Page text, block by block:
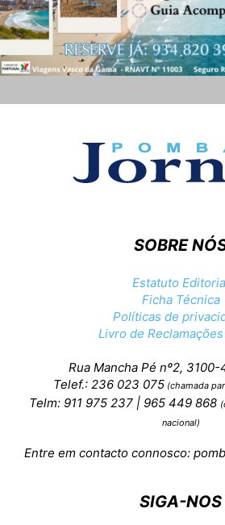
SOBRE
Estatuto
Ficha Técnica
Políticas de
Livro de
Rua Mancha Pé nº2, 3100-
Telef.: 236 023 075 (chamada
Telm: 911 975 237 | 965 449 868
nacional)
Entre em contacto connosco:
SIGA-NOS